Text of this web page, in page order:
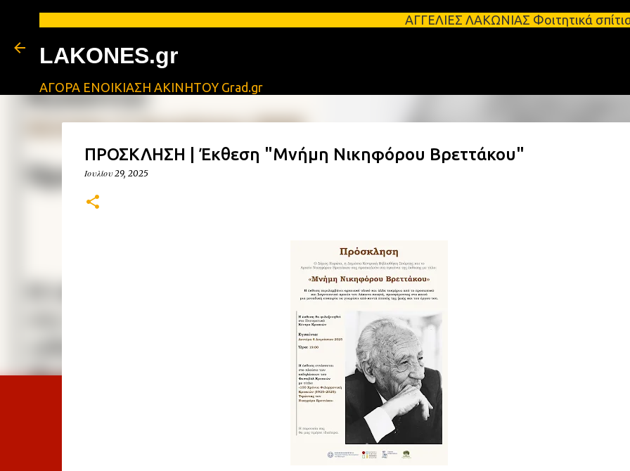
Μετάβαση στο κύριο περιεχόμενο
ΑΓΓΕΛΙΕΣ ΛΑΚΩΝΙΑΣ Φοιτητικά σπίτια προς
LAKONES.gr
ΑΓΟΡΑ ΕΝΟΙΚΙΑΣΗ ΑΚΙΝΗΤΟΥ Grad.gr
ΠΡΟΣΚΛΗΣΗ | Έκθεση "Μνήμη Νικηφόρου Βρεττάκου"
Ιουλίου 29, 2025